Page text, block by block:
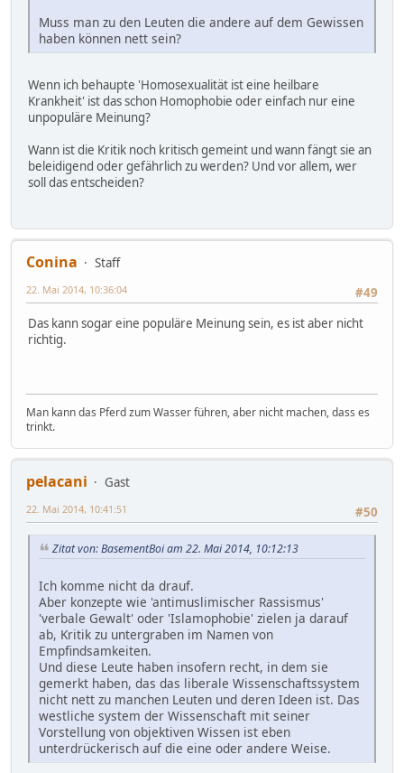
Muss man zu den Leuten die andere auf dem Gewissen
haben können nett sein?
Wenn ich behaupte 'Homosexualität ist eine heilbare
Krankheit' ist das schon Homophobie oder einfach nur eine
unpopuläre Meinung?
Wann ist die Kritik noch kritisch gemeint und wann fängt sie an
beleidigend oder gefährlich zu werden? Und vor allem, wer
soll das entscheiden?
Conina
Staff
#49
22. Mai 2014, 10:36:04
Das kann sogar eine populäre Meinung sein, es ist aber nicht
richtig.
Man kann das Pferd zum Wasser führen, aber nicht machen, dass es
trinkt.
pelacani
Gast
#50
22. Mai 2014, 10:41:51
Zitat von: BasementBoi am 22. Mai 2014, 10:12:13
Ich komme nicht da drauf.
Aber konzepte wie 'antimuslimischer Rassismus'
'verbale Gewalt' oder 'Islamophobie' zielen ja darauf
ab, Kritik zu untergraben im Namen von
Empfindsamkeiten.
Und diese Leute haben insofern recht, in dem sie
gemerkt haben, das das liberale Wissenschaftssystem
nicht nett zu manchen Leuten und deren Ideen ist. Das
westliche system der Wissenschaft mit seiner
Vorstellung von objektiven Wissen ist eben
unterdrückerisch auf die eine oder andere Weise.